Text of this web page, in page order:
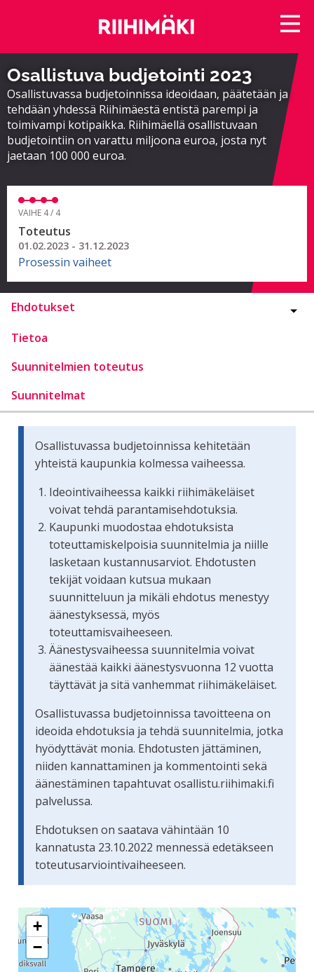
Osallistuva budjetointi 2023
Osallistuvassa budjetoinnissa ideoidaan, päätetään ja
tehdään yhdessä Riihimäestä entistä parempi ja
toimivampi kotipaikka. Riihimäellä osallistuvaan
budjetointiin on varattu miljoona euroa, josta nyt
jaetaan 100 000 euroa.
VAIHE 4 / 4
Toteutus
01.02.2023 - 31.12.2023
Prosessin vaiheet
Ehdotukset
Tietoa
Suunnitelmien toteutus
Suunnitelmat
Osallistuvassa budjetoinnissa kehitetään
yhteistä kaupunkia kolmessa vaiheessa.
Ideointivaiheessa kaikki riihimäkeläiset
voivat tehdä parantamisehdotuksia.
Kaupunki muodostaa ehdotuksista
toteuttamiskelpoisia suunnitelmia ja niille
lasketaan kustannusarviot. Ehdotusten
tekijät voidaan kutsua mukaan
suunnitteluun ja mikäli ehdotus menestyy
äänestyksessä, myös
toteuttamisvaiheeseen.
Äänestysvaiheessa suunnitelmia voivat
äänestää kaikki äänestysvuonna 12 vuotta
täyttävät ja sitä vanhemmat riihimäkeläiset.
Osallistuvassa budjetoinnissa tavoitteena on
ideoida ehdotuksia ja tehdä suunnitelmia, jotka
hyödyttävät monia. Ehdotusten jättäminen,
niiden kannattaminen ja kommentointi sekä
äänestäminen tapahtuvat osallistu.riihimaki.fi
palvelussa.
Ehdotuksen on saatava vähintään 10
kannatusta 23.10.2022 mennessä edetäkseen
toteutusarviointivaiheeseen.
Seuraavassa elementissä on kartta, joka esittää
+
−